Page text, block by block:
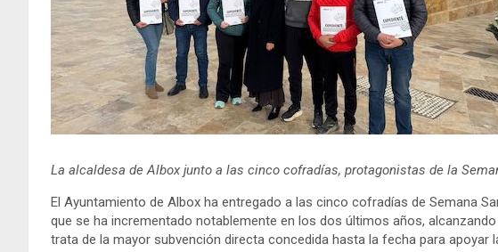
La alcaldesa de Albox junto a las cinco cofradías, protagonistas de la
El Ayuntamiento de Albox ha entregado a las cinco cofradías de Semana
que se ha incrementado notablemente en los dos últimos años,
trata de la mayor subvención directa concedida hasta la fecha para apoyar